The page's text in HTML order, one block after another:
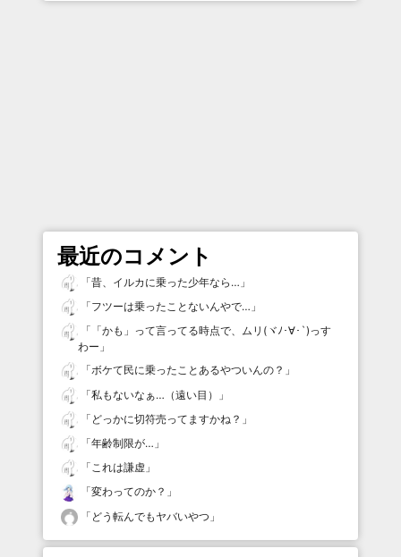
最近のコメント
「昔、イルカに乗った少年なら… 」
「フツーは乗ったことないんやで… 」
「 「かも」って言ってる時点で、ムリ(ヾﾉ･∀･`)っす
わー 」
「ボケて民に乗ったことあるやついんの？ 」
「私もないなぁ…（遠い目）
」
「 どっかに切符売ってますかね？ 」
「年齢制限が… 」
「これは謙虚 」
「変わってのか？ 」
「 どう転んでもヤバいやつ 」